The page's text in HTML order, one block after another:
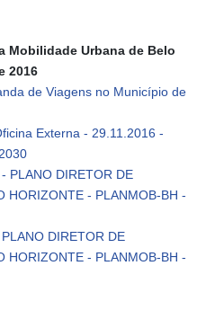
Mobilidade Urbana de Belo
2016
de Viagens no Município de
Externa - 29.11.2016 -
PLANO DIRETOR DE
HORIZONTE - PLANMOB-BH -
DIRETOR DE
HORIZONTE - PLANMOB-BH -